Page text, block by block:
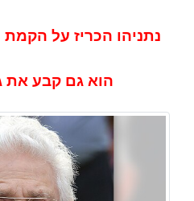
נתניהו הכריז על
הוא גם קבע את